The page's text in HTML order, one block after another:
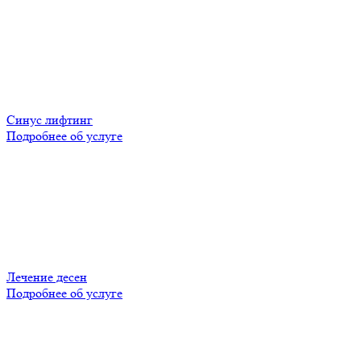
Синус лифтинг
Подробнее об услуге
Лечение десен
Подробнее об услуге